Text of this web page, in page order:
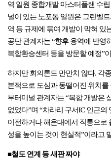
역 일원 종합개발 마스터플랜 수
널이 있는 노포동 일원은 그린벨
역 등 규제에 묶여 개발이 막혀 있
공단 관계자는 “향후 용역에 반영
복합환승센터 등을 방문할 예정”
하지만 회의론도 만만치 않다. 각
본적으로 도심과 동떨어진 위치
부터미널 관계자는 “복합 개발은
없었다”며 “차라리 구서IC 인근
이전하거나 해운대에서 직통으로
성을 높이는 것이 현실적”이라고
■철도 연계 등 새판 짜야